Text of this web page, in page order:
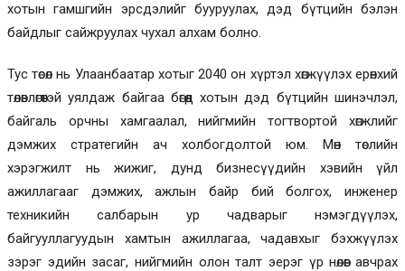
хотын гамшгийн эрсдэлийг бууруулах, дэд бүтцийн бэлэн
байдлыг сайжруулах чухал алхам болно.
Тус төсөл нь Улаанбаатар хотыг 2040 он хүртэл хөгжүүлэх ерөнхий
төлөвлөгөөтэй уялдаж байгаа бөгөөд хотын дэд бүтцийн шинэчлэл,
байгаль орчны хамгаалал, нийгмийн тогтвортой хөгжлийг
дэмжих стратегийн ач холбогдолтой юм. Мөн төслийн
хэрэгжилт нь жижиг, дунд бизнесүүдийн хэвийн үйл
ажиллагааг дэмжих, ажлын байр бий болгох, инженер
техникийн салбарын ур чадварыг нэмэгдүүлэх,
байгууллагуудын хамтын ажиллагаа, чадавхыг бэхжүүлэх
зэрэг эдийн засаг, нийгмийн олон талт эерэг үр нөлөөг авчрах